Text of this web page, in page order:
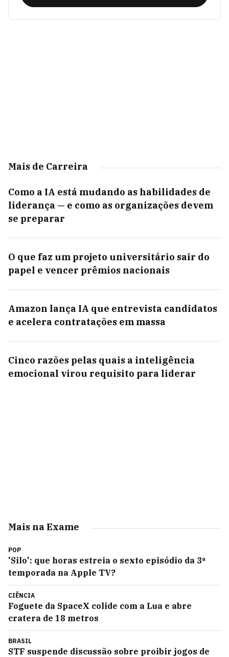
Mais de Carreira
Como a IA está mudando as habilidades de
liderança — e como as organizações devem
se preparar
O que faz um projeto universitário sair do
papel e vencer prêmios nacionais
Amazon lança IA que entrevista candidatos
e acelera contratações em massa
Cinco razões pelas quais a inteligência
emocional virou requisito para liderar
Mais na Exame
POP
'Silo': que horas estreia o sexto episódio da 3ª
temporada na Apple TV?
CIÊNCIA
Foguete da SpaceX colide com a Lua e abre
cratera de 18 metros
BRASIL
STF suspende discussão sobre proibir jogos de